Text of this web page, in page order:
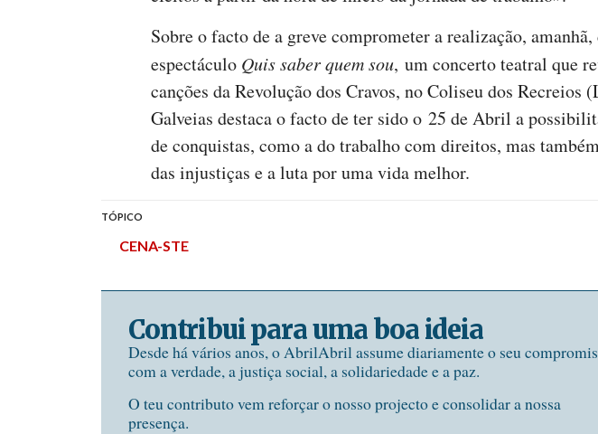
Sobre o facto de a greve comprometer a realização, amanhã,
espectáculo Quis saber quem sou, um concerto teatral que
canções da Revolução dos Cravos, no Coliseu dos Recreios
Galveias destaca o facto de ter sido o 25 de Abril a
de conquistas, como a do trabalho com direitos, mas
das injustiças e a luta por uma vida melhor.
TÓPICO
CENA-STE
Contribui para uma boa ideia
Desde há vários anos, o AbrilAbril assume diariamente o seu
com a verdade, a justiça social, a solidariedade e a paz.
O teu contributo vem reforçar o nosso projecto e consolidar a nossa
presença.